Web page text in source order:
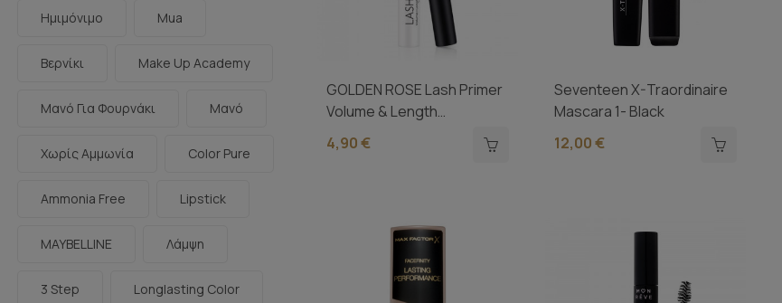
Ημιμόνιμο Mua
Βερνίκι Make Up Academy
Μανό Για Φουρνάκι Μανό
Χωρίς Αμμωνία Color Pure
Ammonia Free Lipstick
MAYBELLINE Λάμψη
3 Step Longlasting Color
GOLDEN ROSE Lash Primer
Volume & Length
Enchancing
4,90 €
Seventeen X-Traordinaire
Mascara 1- Black
12,00 €